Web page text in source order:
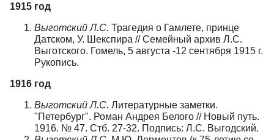
1915 год
Выготский Л.С. Трагедия о Гамлете, принце
Датском, У. Шекспира // Семейный архив Л.С.
Выготского. Гомель, 5 августа -12 сентября 1915 г.
Рукопись.
1916 год
Выготский Л.С. Литературные заметки.
"Петербург". Роман Андрея Белого // Новый путь.
1916. № 47. Стб. 27-32. Подпись: Л.С. Выгодский.